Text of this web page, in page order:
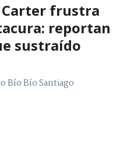
Carter frustra
reportan
sustraído
Bío Bío Santiago